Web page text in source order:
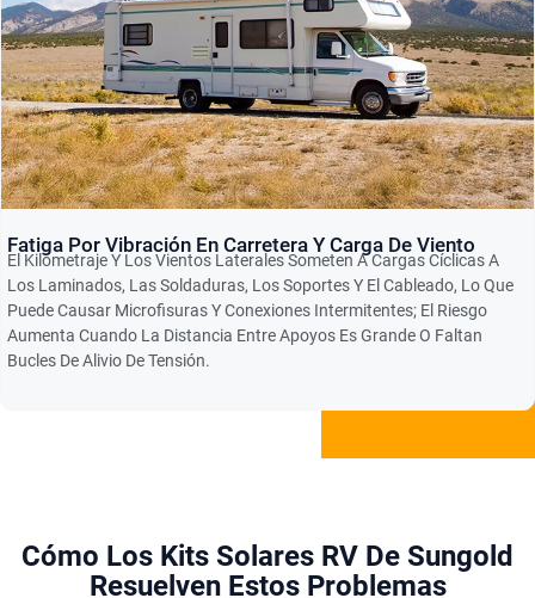
Fatiga Por Vibración En Carretera Y Carga De Viento
El Kilometraje Y Los Vientos Laterales Someten A Cargas Cíclicas A
Los Laminados, Las Soldaduras, Los Soportes Y El Cableado, Lo Que
Puede Causar Microfisuras Y Conexiones Intermitentes; El Riesgo
Aumenta Cuando La Distancia Entre Apoyos Es Grande O Faltan
Bucles De Alivio De Tensión.
Cómo Los Kits Solares RV De Sungold
Resuelven Estos Problemas